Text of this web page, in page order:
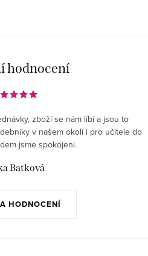
hodnocení
HODNOCENÍ
zboží se nám líbí a jsou to
v našem okolí i pro učitele do
jsme spokojeni.
Batková